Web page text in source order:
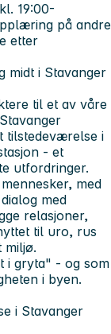
19:00-
på andre
etter
midt i Stavanger
til et av våre
tilstedeværelse i
- et
utfordringer.
med
med
relasjoner,
til uro, rus
miljø.
i gryta" - og som
i byen.
i Stavanger